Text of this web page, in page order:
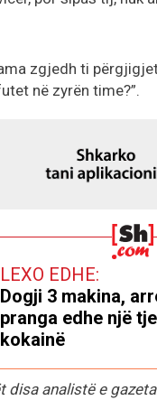
zgjedh ti
në zyrën time?”.
LEXO EDHE:
Dogji 3 makina,
pranga edhe një
kokainë
disa analistë e